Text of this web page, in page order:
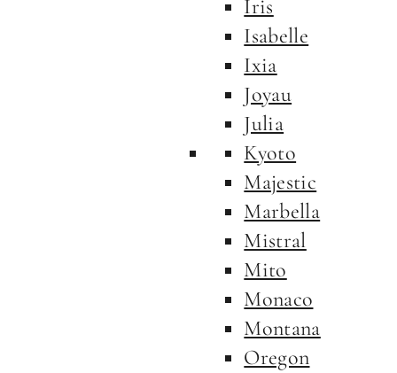
Iris
Isabelle
Ixia
Joyau
Julia
Kyoto
Majestic
Marbella
Mistral
Mito
Monaco
Montana
Oregon